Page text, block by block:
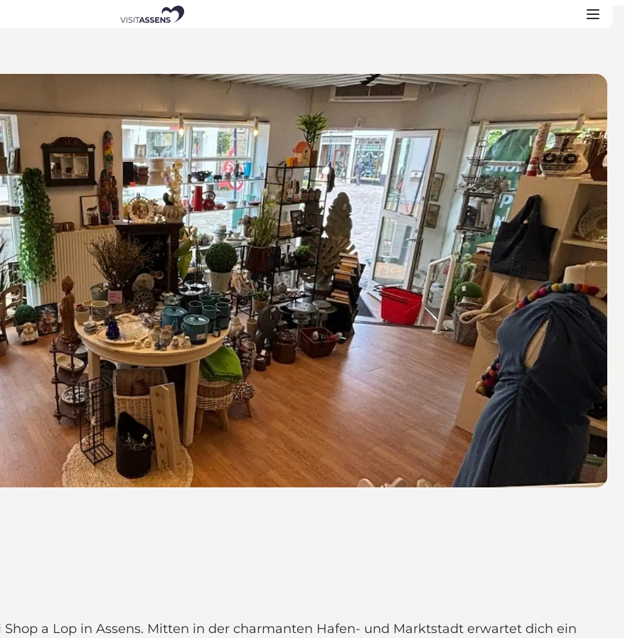
a Lop in Assens. Mitten in der charmanten Hafen- und Marktstadt erwartet dich ein